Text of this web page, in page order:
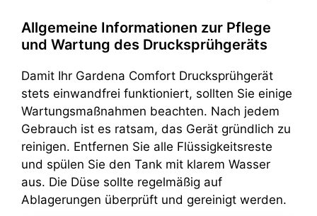
Allgemeine Informationen zur Pflege
und Wartung des Drucksprühgeräts
Damit Ihr Gardena Comfort Drucksprühgerät
stets einwandfrei funktioniert, sollten Sie einige
Wartungsmaßnahmen beachten. Nach jedem
Gebrauch ist es ratsam, das Gerät gründlich zu
reinigen. Entfernen Sie alle Flüssigkeitsreste
und spülen Sie den Tank mit klarem Wasser
aus. Die Düse sollte regelmäßig auf
Ablagerungen überprüft und gereinigt werden.